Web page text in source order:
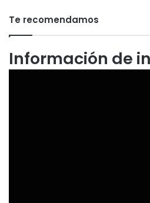
Te recomendamos
Información de